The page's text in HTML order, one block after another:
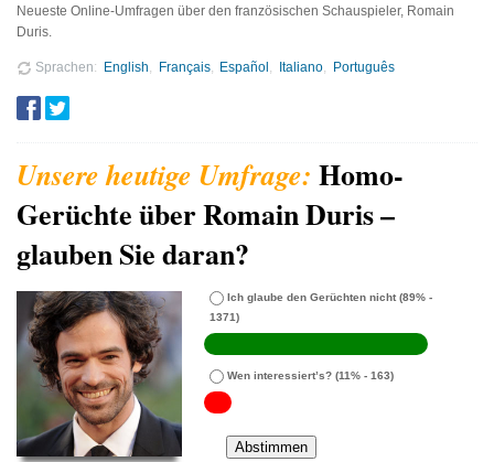
Neueste Online-Umfragen über den französischen Schauspieler, Romain
Duris.
Sprachen English Français Español Italiano Português
Homo-
Gerüchte über Romain Duris –
glauben Sie daran?
Ich glaube den Gerüchten nicht (89% -
1371)
Wen interessiert’s? (11% - 163)